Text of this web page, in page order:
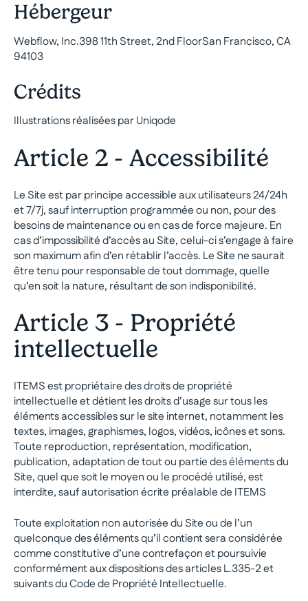
Hébergeur
Webflow, Inc.398 11th Street, 2nd FloorSan Francisco, CA
94103
Crédits
Illustrations réalisées par Uniqode
Article 2 - Accessibilité
Le Site est par principe accessible aux utilisateurs 24/24h
et 7/7j, sauf interruption programmée ou non, pour des
besoins de maintenance ou en cas de force majeure. En
cas d’impossibilité d’accès au Site, celui-ci s’engage à faire
son maximum afin d’en rétablir l’accès. Le Site ne saurait
être tenu pour responsable de tout dommage, quelle
qu’en soit la nature, résultant de son indisponibilité.
Article 3 - Propriété
intellectuelle
ITEMS est propriétaire des droits de propriété
intellectuelle et détient les droits d’usage sur tous les
éléments accessibles sur le site internet, notamment les
textes, images, graphismes, logos, vidéos, icônes et sons.
Toute reproduction, représentation, modification,
publication, adaptation de tout ou partie des éléments du
Site, quel que soit le moyen ou le procédé utilisé, est
interdite, sauf autorisation écrite préalable de ITEMS
Toute exploitation non autorisée du Site ou de l’un
quelconque des éléments qu’il contient sera considérée
comme constitutive d’une contrefaçon et poursuivie
conformément aux dispositions des articles L.335-2 et
suivants du Code de Propriété Intellectuelle.